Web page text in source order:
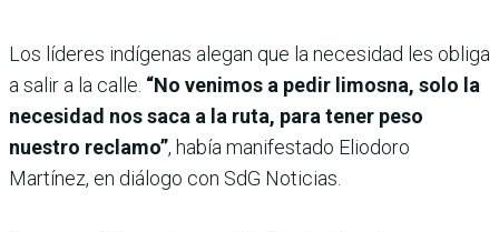
Los líderes indígenas alegan que la necesidad les obliga
a salir a la calle. “No venimos a pedir limosna, solo la
necesidad nos saca a la ruta, para tener peso
nuestro reclamo”, había manifestado Eliodoro
Martínez, en diálogo con SdG Noticias.